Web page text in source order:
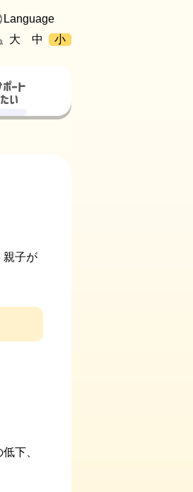
大 中 小
ート
い
親子が
下、